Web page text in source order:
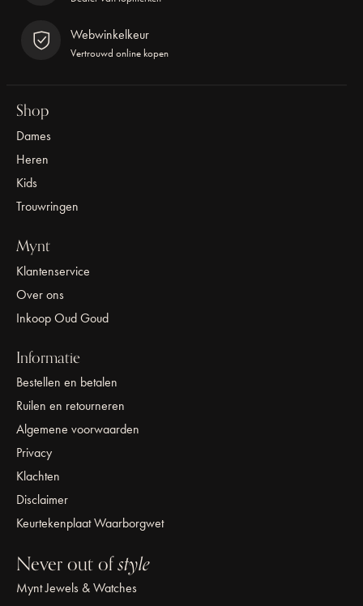
Webwinkelkeur
Vertrouwd online kopen
Shop
Dames
Heren
Kids
Trouwringen
Mynt
Klantenservice
Over ons
Inkoop Oud Goud
Informatie
Bestellen en betalen
Ruilen en retourneren
Algemene voorwaarden
Privacy
Klachten
Disclaimer
Keurtekenplaat Waarborgwet
Never out ofstyle
Mynt Jewels & Watches